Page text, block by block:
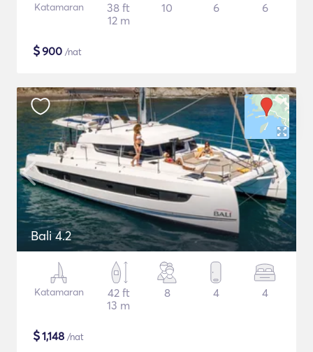
Katamaran
38 ft
12 m
10 6 6
$900 /nat
Bali 4.2
Katamaran
42 ft
13 m
8 4 4
$1,148 /nat